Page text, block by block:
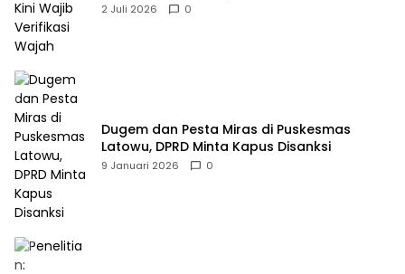
2 Juli 2026 0
Dugem dan Pesta Miras di Puskesmas
Latowu, DPRD Minta Kapus Disanksi
9 Januari 2026 0